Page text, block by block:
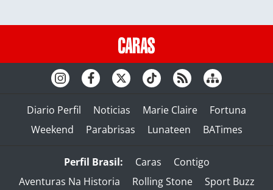
Diario Perfil Noticias Marie Claire
Fortuna
Weekend
Parabrisas Lunateen BATimes
Perfil Brasil: Caras
Contigo
Aventuras Na Historia
Rolling Stone
Sport Buzz